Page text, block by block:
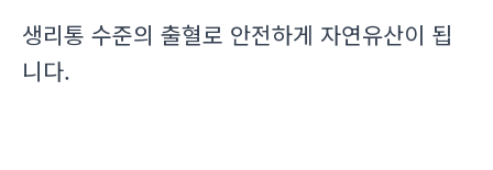
생리통 수준의 출혈로 안전하게 자연유산이 됩
니다.